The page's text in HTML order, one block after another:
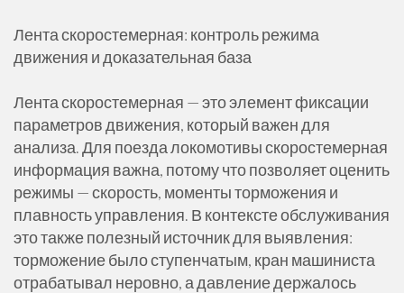
Лента скоростемерная: контроль режима
движения и доказательная база
Лента скоростемерная — это элемент фиксации
параметров движения, который важен для
анализа. Для поезда локомотивы скоростемерная
информация важна, потому что позволяет оценить
режимы — скорость, моменты торможения и
плавность управления. В контексте обслуживания
это также полезный источник для выявления:
торможение было ступенчатым, кран машиниста
отрабатывал неровно, а давление держалось